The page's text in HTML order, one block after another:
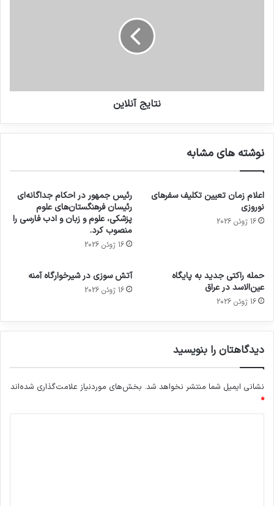
نتایج آنلاین
نوشته های مشابه
اعلام زمان تعیین تکلیف سفرهای
نوروزی
16 ژوئن 2026
رئیس جمهور در احکام جداگانه‌ای
رئیسان فرهنگستان‌های علوم
پزشکی، علوم و زبان و ادب فارسی را
منصوب کرد.
16 ژوئن 2026
حمله راکتی جدید به پایگاه
عین‌الاسد در عراق
16 ژوئن 2026
آتش سوزی در شیرخوارگاه آمنه
16 ژوئن 2026
دیدگاهتان را بنویسید
نشانی ایمیل شما منتشر نخواهد شد. بخش‌های موردنیاز علامت‌گذاری شده‌اند
*